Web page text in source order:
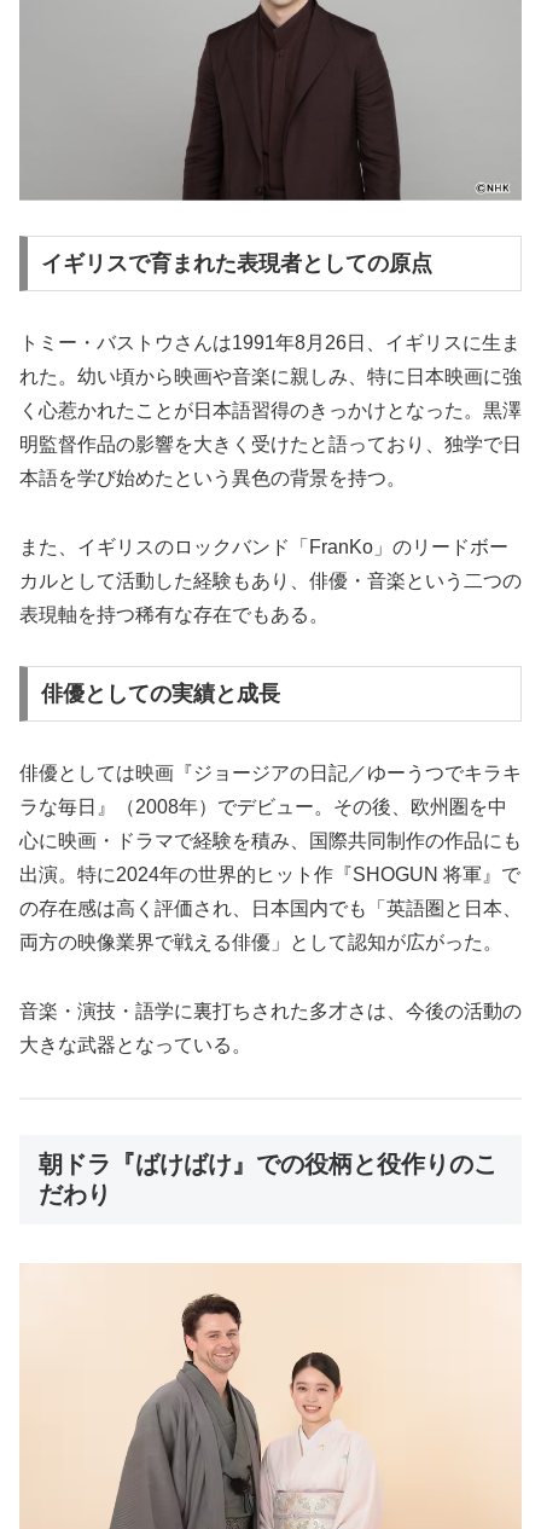
イギリスで育まれた表現者としての原点
トミー・バストウさんは1991年8月26日、イギリスに生ま
れた。幼い頃から映画や音楽に親しみ、特に日本映画に強
く心惹かれたことが日本語習得のきっかけとなった。黒澤
明監督作品の影響を大きく受けたと語っており、独学で日
本語を学び始めたという異色の背景を持つ。
また、イギリスのロックバンド「FranKo」のリードボー
カルとして活動した経験もあり、俳優・音楽という二つの
表現軸を持つ稀有な存在でもある。
俳優としての実績と成長
俳優としては映画『ジョージアの日記／ゆーうつでキラキ
ラな毎日』（2008年）でデビュー。その後、欧州圏を中
心に映画・ドラマで経験を積み、国際共同制作の作品にも
出演。特に2024年の世界的ヒット作『SHOGUN 将軍』で
の存在感は高く評価され、日本国内でも「英語圏と日本、
両方の映像業界で戦える俳優」として認知が広がった。
音楽・演技・語学に裏打ちされた多才さは、今後の活動の
大きな武器となっている。
朝ドラ『ばけばけ』での役柄と役作りのこ
だわり